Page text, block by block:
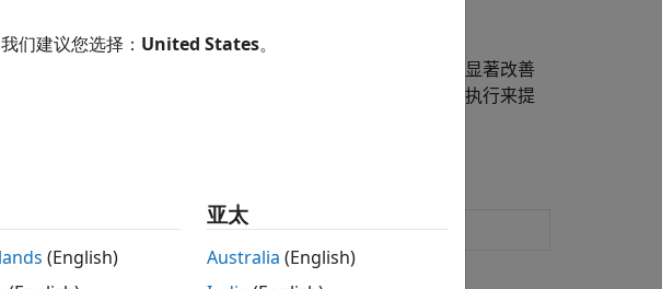
一次实现。过早优化的代码可能带来无谓的复杂性，而不会显著改善
所需的时间并探查代码的瓶颈所在。如有必要，您可以分步执行来提
以改善性能
们建议您选择： United States。
(English)
亚太
Australia (English)